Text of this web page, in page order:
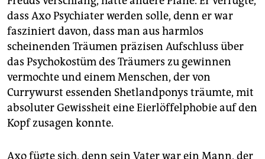
epaper login
dass Axo Psychiater werden solle, denn er war
fasziniert davon, dass man aus harmlos
scheinenden Träumen präzisen Aufschluss über
das Psychokostüm des Träumers zu gewinnen
vermochte und einem Menschen, der von
Currywurst essenden Shetlandponys träumte, mit
absoluter Gewissheit eine Eierlöffelphobie auf den
Kopf zusagen konnte.
Axo fügte sich, denn sein Vater war ein Mann, der